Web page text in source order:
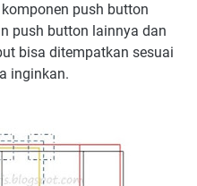
push button
push button lainnya dan
bisa ditempatkan sesuai
inginkan.